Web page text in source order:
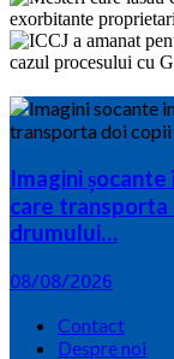
Imagini șocante
care transporta
drumului…
08/08/2026
Contact
Despre noi